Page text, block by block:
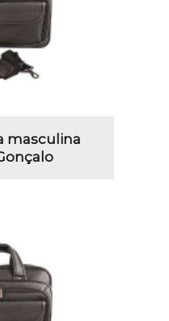
masculina